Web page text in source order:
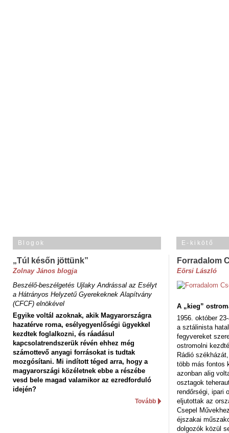
Blogok
„Túl későn jöttünk”
Zolnay János blogja
Beszélő-beszélgetés Ujlaky Andrással az Esélyt
a Hátrányos Helyzetű Gyerekeknek Alapítvány
(CFCF) elnökével
Egyike voltál azoknak, akik Magyarországra
hazatérve roma, esélyegyenlőségi ügyekkel
kezdtek foglalkozni, és ráadásul
kapcsolatrendszerük révén ehhez még
számottevő anyagi forrásokat is tudtak
mozgósítani. Mi indított téged arra, hogy a
magyarországi közéletnek ebbe a részébe
vesd bele magad valamikor az ezredforduló
idején?
Tovább
E-kikötő
Forradalom
Eörsi László
A „kieg”
1956. október
a sztálinista
fegyvereket
ostromolni
Rádió
több más fontos
azonban alig
osztagok
rendőrségi, ipari
eljutottak az
Csepel
éjszakai
dolgozók közül